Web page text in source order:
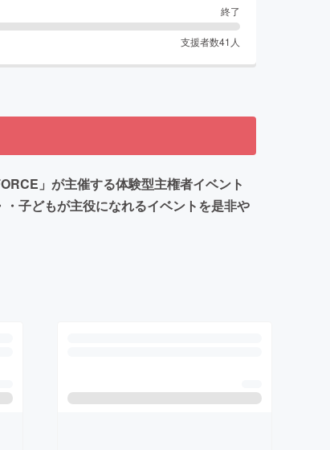
終了
支援者数41 人
」が主催する体験型主権者イベント
子どもが主役になれるイベントを是非や